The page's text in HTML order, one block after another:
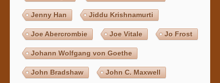
Jenny Han Jiddu Krishnamurti
Joe Abercrombie Joe Vitale Jo Frost
Johann Wolfgang von Goethe
John Bradshaw John C. Maxwell